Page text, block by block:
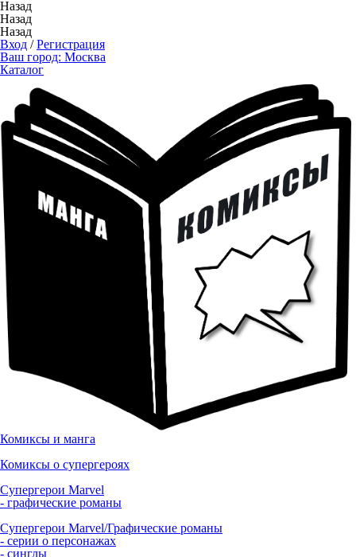
Назад
Назад
Назад
Вход /Регистрация
Ваш город: Москва
Каталог
Комиксы и манга
Комиксы о супергероях
Супергерои Marvel
- графические романы
Супергерои Marvel/Графические романы
- серии о персонажах
- синглы